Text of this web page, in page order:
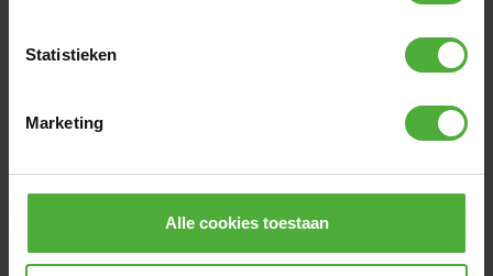
Statistieken
Marketing
Alle cookies toestaan